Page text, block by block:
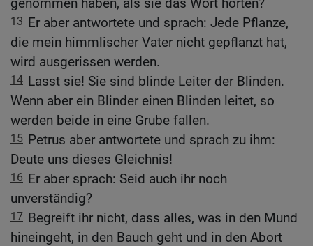
13 Er aber antwortete und sprach: Jede Pflanze,
die mein himmlischer Vater nicht gepflanzt hat,
wird ausgerissen werden.
14 Lasst sie! Sie sind blinde Leiter der Blinden.
Wenn aber ein Blinder einen Blinden leitet, so
werden beide in eine Grube fallen.
15 Petrus aber antwortete und sprach zu ihm:
Deute uns dieses Gleichnis!
16 Er aber sprach: Seid auch ihr noch
unverständig?
17 Begreift ihr nicht, dass alles, was in den Mund
hineingeht, in den Bauch geht und in den Abort